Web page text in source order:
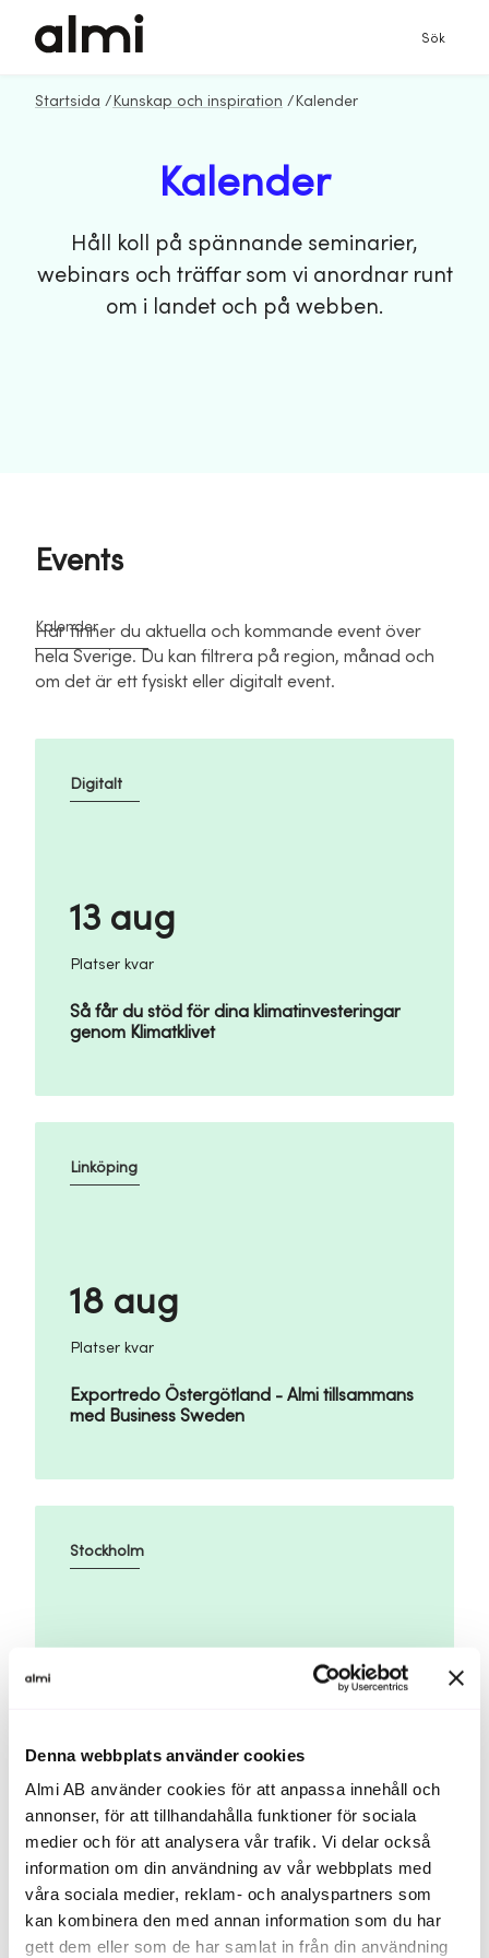
Denna webbplats använder cookies
Almi AB använder cookies för att anpassa innehåll och
annonser, för att tillhandahålla funktioner för sociala
medier och för att analysera vår trafik. Vi delar också
information om din användning av vår webbplats med
våra sociala medier, reklam- och analyspartners som
kan kombinera den med annan information som du har
gett dem eller som de har samlat in från din användning
Sök
Startsida / Kunskap och inspiration / Kalender
Kalender
Håll koll på spännande seminarier,
webinars och träffar som vi anordnar runt
om i landet och på webben.
Events
Kalender
Här finner du aktuella och kommande event över
hela Sverige. Du kan filtrera på region, månad och
om det är ett fysiskt eller digitalt event.
Så får du stöd för dina klimatinvesteringar
genom Klimatklivet
13 aug
Platser kvar
Digitalt
Exportredo Östergötland - Almi tillsammans
med Business Sweden
18 aug
Platser kvar
Linköping
Identifiera företagets immateriella värden
Stockholm
Göta